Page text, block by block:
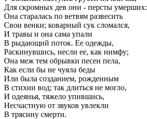
Для скромных дев они - персты умерших:
Она старалась по ветвям развесить
Свои венки; коварный сук сломался,
И травы и она сама упали
В рыдающий поток. Ее одежды,
Раскинувшись, несли ее, как нимфу;
Она меж тем обрывки песен пела,
Как если бы не чуяла беды
Или была созданием, рожденным
В стихии вод; так длиться не могло,
И одеянья, тяжело упившись,
Несчастную от звуков увлекли
В трясину смерти.